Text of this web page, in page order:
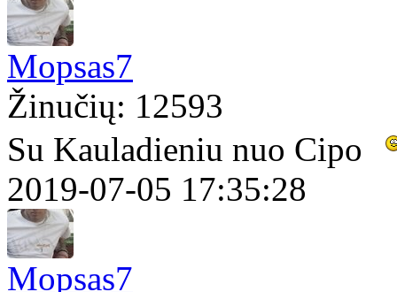
Mopsas7
Žinučių: 12593
Su Kauladieniu nuo Cipo
2019-07-05 17:35:28
Mopsas7